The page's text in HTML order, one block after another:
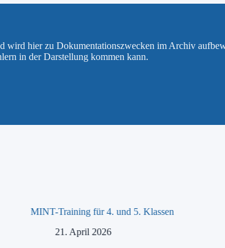
wird hier zu Dokumentationszwecken im Archiv
in der Darstellung kommen kann.
MINT-Training für 4. und 5. Klassen
21. April 2026